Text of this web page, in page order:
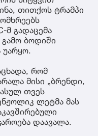
თითქოს ტრამპი
მ გადაცემა
გამო ბოდიში
უარყო.
რომ
მისი „ბრენდი,
თვეს
ლეტმა მას
დაავალა.